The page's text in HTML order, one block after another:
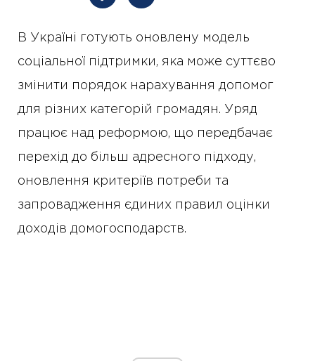
В Україні готують оновлену модель
соціальної підтримки, яка може суттєво
змінити порядок нарахування допомог
для різних категорій громадян. Уряд
працює над реформою, що передбачає
перехід до більш адресного підходу,
оновлення критеріїв потреби та
запровадження єдиних правил оцінки
доходів домогосподарств.